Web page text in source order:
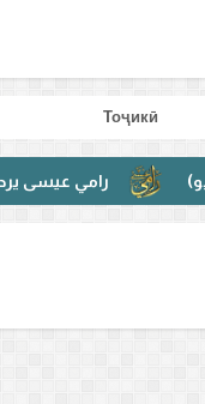
Тоҷикӣ
رامي عيسى يرد على